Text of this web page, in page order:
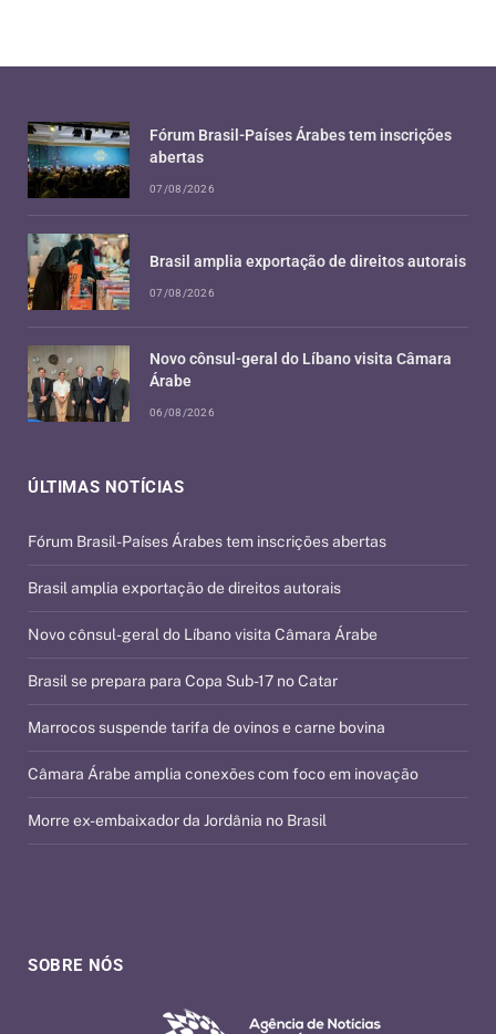
SOBRE NÓS
ÚLTIMAS NOTÍCIAS
Fórum Brasil-Países Árabes tem inscrições abertas
Brasil amplia exportação de direitos autorais
Novo cônsul-geral do Líbano visita Câmara Árabe
Brasil se prepara para Copa Sub-17 no Catar
Marrocos suspende tarifa de ovinos e carne bovina
Câmara Árabe amplia conexões com foco em inovação
Morre ex-embaixador da Jordânia no Brasil
Fórum Brasil-Países Árabes tem inscrições
abertas
07/08/2026
Brasil amplia exportação de direitos autorais
07/08/2026
Novo cônsul-geral do Líbano visita Câmara
Árabe
06/08/2026